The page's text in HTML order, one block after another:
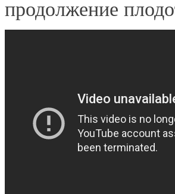
продолжение